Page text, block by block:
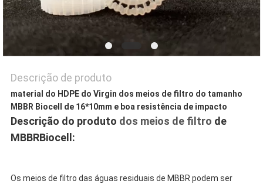
Descrição de produto
material do HDPE do Virgin dos meios de filtro do tamanho
MBBR Biocell de 16*10mm e boa resistência de impacto
Descrição do produto dos meios de filtro de
MBBRBiocell:
Os meios de filtro das águas residuais de MBBR podem ser